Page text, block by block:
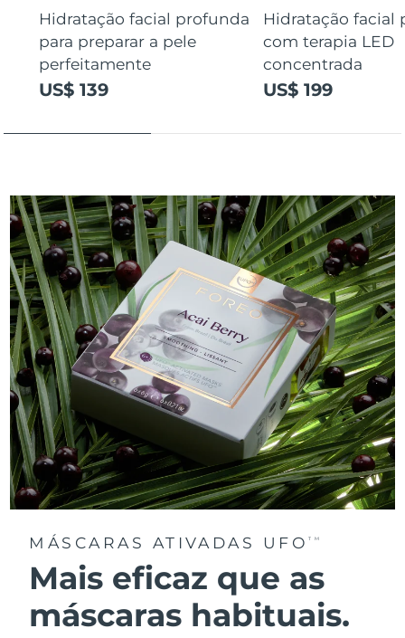
Hidratação facial profunda
para preparar a pele
perfeitamente
US$ 139
Hidratação facial
com terapia LED
concentrada
US$ 199
MÁSCARAS ATIVADAS UFOTM
Mais eficaz que as
máscaras habituais.